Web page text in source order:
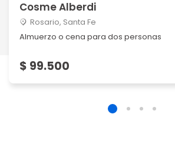
Cosme Alberdi
Rosario, Santa Fe
Almuerzo o cena para dos personas
$ 99.500